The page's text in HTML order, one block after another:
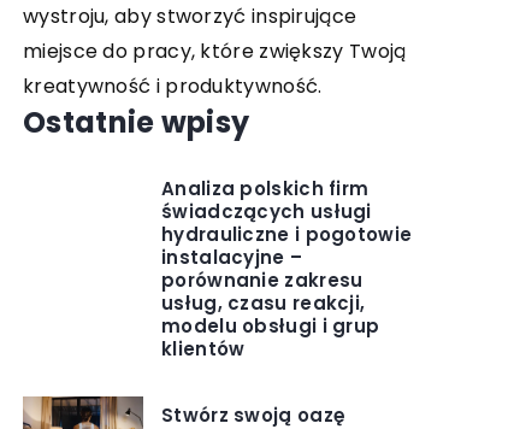
wystroju, aby stworzyć inspirujące
miejsce do pracy, które zwiększy Twoją
kreatywność i produktywność.
Ostatnie wpisy
Analiza polskich firm
świadczących usługi
hydrauliczne i pogotowie
instalacyjne –
porównanie zakresu
usług, czasu reakcji,
modelu obsługi i grup
klientów
Stwórz swoją oazę